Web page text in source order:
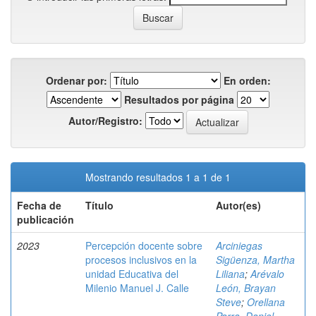
Ordenar por:
En orden:
Resultados por página
Autor/Registro:
Mostrando resultados 1 a 1 de 1
Fecha de
publicación
Título Autor(es)
2023
Percepción docente sobre
procesos inclusivos en la
unidad Educativa del
Milenio Manuel J. Calle
Arciniegas
Sigüenza, Martha
Liliana;Arévalo
León, Brayan
Steve; Orellana